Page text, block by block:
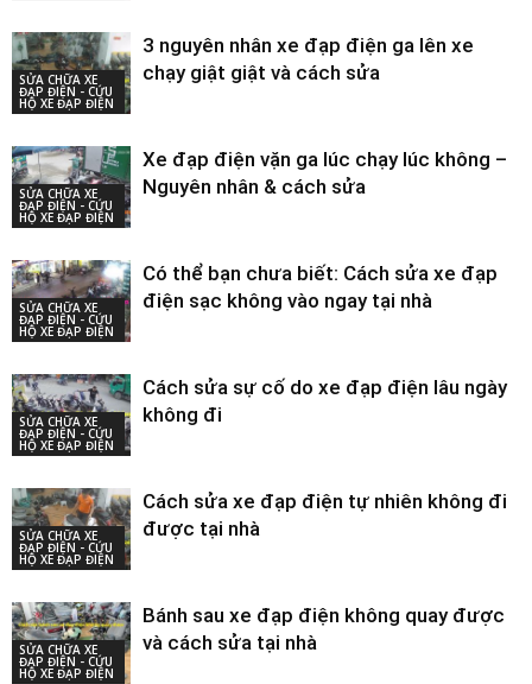
SỬA CHỮA XE
ĐẠP ĐIỆN - CỨU
HỘ XE ĐẠP ĐIỆN
3 nguyên nhân xe đạp điện ga lên xe
chạy giật giật và cách sửa
SỬA CHỮA XE
ĐẠP ĐIỆN - CỨU
HỘ XE ĐẠP ĐIỆN
Xe đạp điện vặn ga lúc chạy lúc không –
Nguyên nhân & cách sửa
SỬA CHỮA XE
ĐẠP ĐIỆN - CỨU
HỘ XE ĐẠP ĐIỆN
Có thể bạn chưa biết: Cách sửa xe đạp
điện sạc không vào ngay tại nhà
SỬA CHỮA XE
ĐẠP ĐIỆN - CỨU
HỘ XE ĐẠP ĐIỆN
Cách sửa sự cố do xe đạp điện lâu ngày
không đi
SỬA CHỮA XE
ĐẠP ĐIỆN - CỨU
HỘ XE ĐẠP ĐIỆN
Cách sửa xe đạp điện tự nhiên không đi
được tại nhà
SỬA CHỮA XE
ĐẠP ĐIỆN - CỨU
HỘ XE ĐẠP ĐIỆN
Bánh sau xe đạp điện không quay được
và cách sửa tại nhà